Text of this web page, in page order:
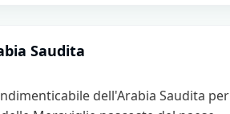
Saudita
Saudita
dell'Arabia Saudita